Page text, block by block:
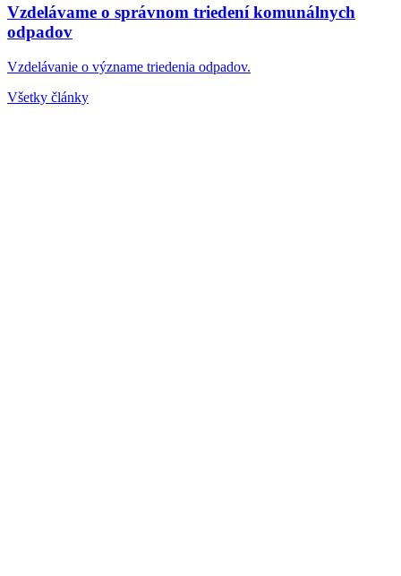
Vzdelávame o správnom triedení komunálnych
odpadov
Vzdelávanie o význame triedenia odpadov.
Všetky články